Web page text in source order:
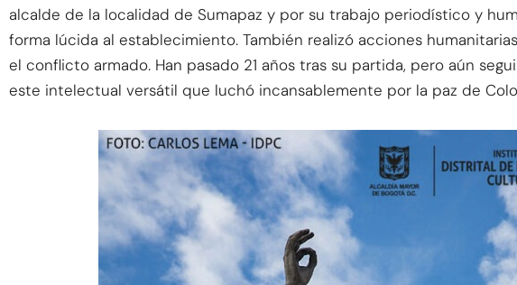
alcalde de la localidad de Sumapaz y por su trabajo periodístico y
forma lúcida al establecimiento. También realizó acciones
el conflicto armado. Han pasado 21 años tras su partida, pero aún
este intelectual versátil que luchó incansablemente por la paz de